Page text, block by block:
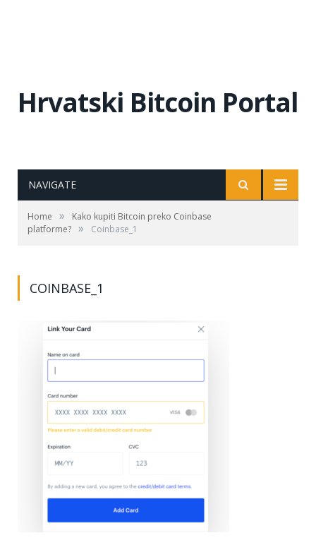
Hrvatski Bitcoin Portal
NAVIGATE
Home »
Kako kupiti Bitcoin preko Coinbase
platforme? » Coinbase_1
COINBASE_1